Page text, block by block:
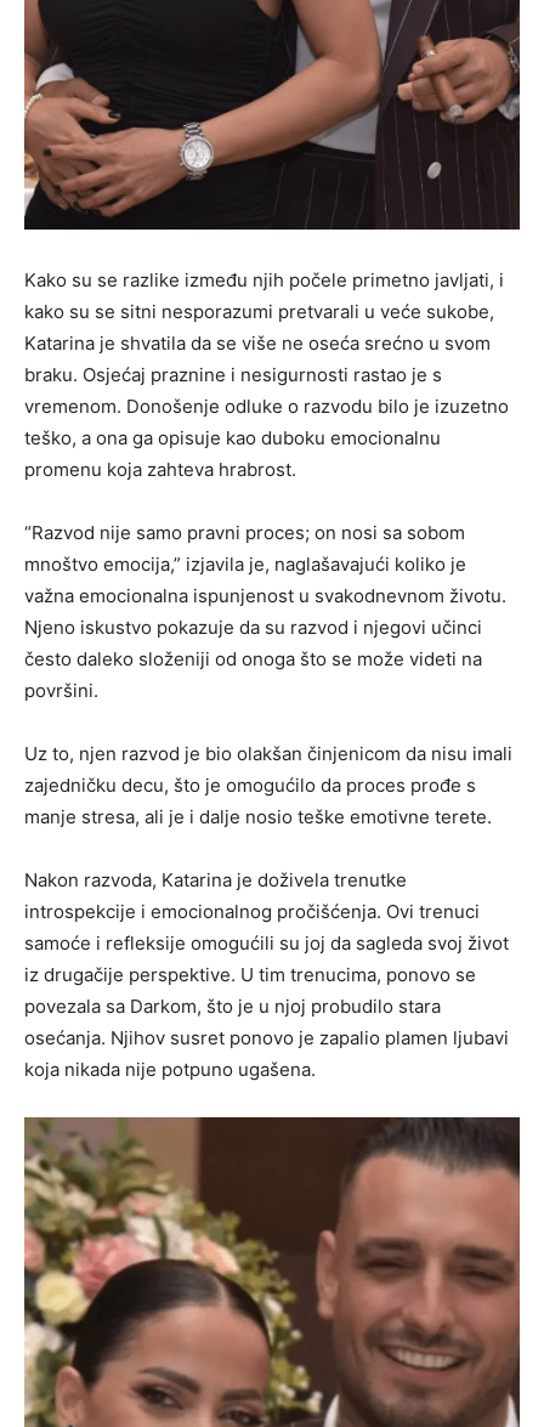
Kako su se razlike između njih počele primetno javljati, i
kako su se sitni nesporazumi pretvarali u veće sukobe,
Katarina je shvatila da se više ne oseća srećno u svom
braku. Osjećaj praznine i nesigurnosti rastao je s
vremenom. Donošenje odluke o razvodu bilo je izuzetno
teško, a ona ga opisuje kao duboku emocionalnu
promenu koja zahteva hrabrost.
“Razvod nije samo pravni proces; on nosi sa sobom
mnoštvo emocija,” izjavila je, naglašavajući koliko je
važna emocionalna ispunjenost u svakodnevnom životu.
Njeno iskustvo pokazuje da su razvod i njegovi učinci
često daleko složeniji od onoga što se može videti na
površini.
Uz to, njen razvod je bio olakšan činjenicom da nisu imali
zajedničku decu, što je omogućilo da proces prođe s
manje stresa, ali je i dalje nosio teške emotivne terete.
Nakon razvoda, Katarina je doživela trenutke
introspekcije i emocionalnog pročišćenja. Ovi trenuci
samoće i refleksije omogućili su joj da sagleda svoj život
iz drugačije perspektive. U tim trenucima, ponovo se
povezala sa Darkom, što je u njoj probudilo stara
osećanja. Njihov susret ponovo je zapalio plamen ljubavi
koja nikada nije potpuno ugašena.